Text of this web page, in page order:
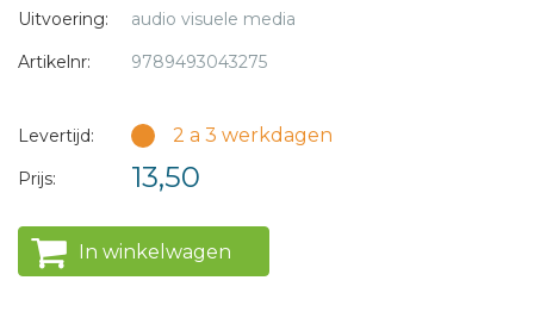
Uitvoering:
audio visuele media
Artikelnr:
9789493043275
Levertijd: 2 a 3 werkdagen
Prijs: 13,50
In winkelwagen